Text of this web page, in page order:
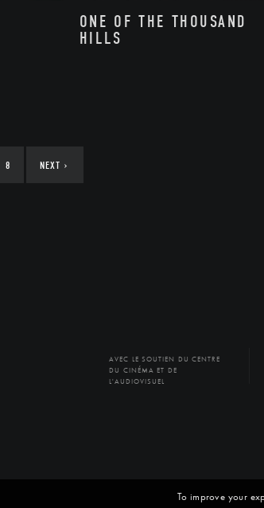
ONE OF THE THOUSAND
HILLS
8 NEXT ›
AVEC LE SOUTIEN DU CENTRE
DU CINÉMA ET DE
L'AUDIOVISUEL
To improve your